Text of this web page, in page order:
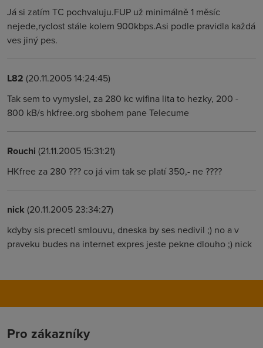
Já si zatím TC pochvaluju.FUP už minimálně 1 měsíc
nejede,ryclost stále kolem 900kbps.Asi podle pravidla každá
ves jiný pes.
L82 (20.11.2005 14:24:45)
Tak sem to vymyslel, za 280 kc wifina lita to hezky, 200 -
800 kB/s hkfree.org sbohem pane Telecume
Rouchi (21.11.2005 15:31:21)
HKfree za 280 ??? co já vim tak se platí 350,- ne ????
nick (20.11.2005 23:34:27)
kdyby sis precetl smlouvu, dneska by ses nedivil ;) no a v
praveku budes na internet expres jeste pekne dlouho ;) nick
Pro zákazníky